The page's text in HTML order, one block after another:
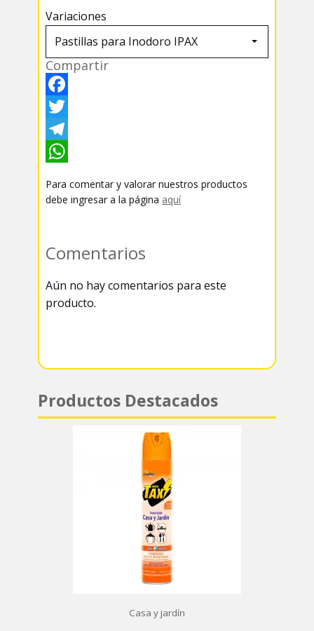
Variaciones
Compartir
F
a
c
b
k
T
w
t
r
T
l
r
a
m
h
s
A
p
Para comentar y valorar nuestros productos
debe ingresar a la página aquí
Comentarios
Aún no hay comentarios para este
producto.
Productos Destacados
Casa y jardín